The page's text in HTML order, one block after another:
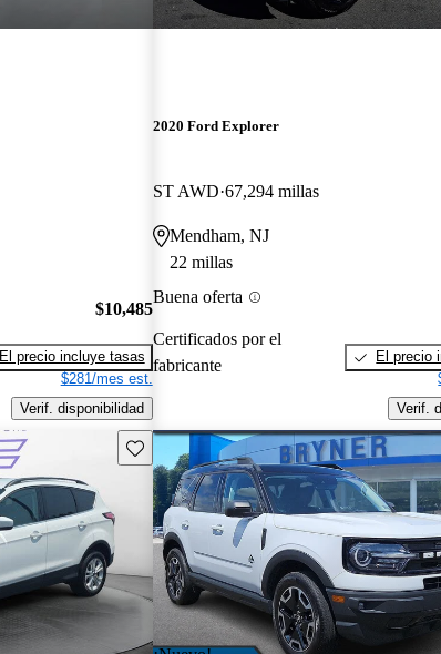
$10,485
El precio incluye tasas
$281/mes est.
Verif. disponibilidad
2020 Ford Explorer
ST AWD 67,294 millas
Mendham, NJ
22 millas
Buena oferta
Certificados por el
fabricante
El precio
Verif.
Guarda este Aviso